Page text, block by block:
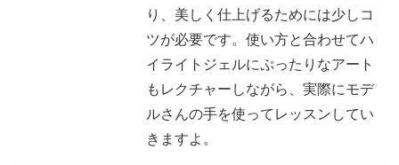
ハイライトジェルは一般的なジェルとは異なり、美しく仕
上げるためには少しコツが必要。
使い方と合わせてハイライトジェルにぷったりなアートも
レクチャーしながら、実際にモデルさんの手を使ってレッ
スンしていきますよ。
り、美しく仕上げるためには少しコ
ツが必要です。使い方と合わせてハ
イライトジェルにぷったりなアート
もレクチャーしながら、実際にモデ
ルさんの手を使ってレッスンしてい
きますよ。